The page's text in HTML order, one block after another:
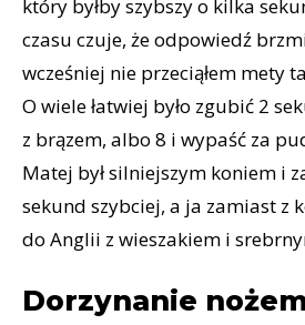
który byłby szybszy o kilka
czasu czuje, że odpowiedź
wcześniej nie przeciąłem mety
O wiele łatwiej było zgubić 2
z brązem, albo 8 i wypaść za
Matej był silniejszym koniem i
sekund szybciej, a ja zamiast z
do Anglii z wieszakiem i
Dorzynanie